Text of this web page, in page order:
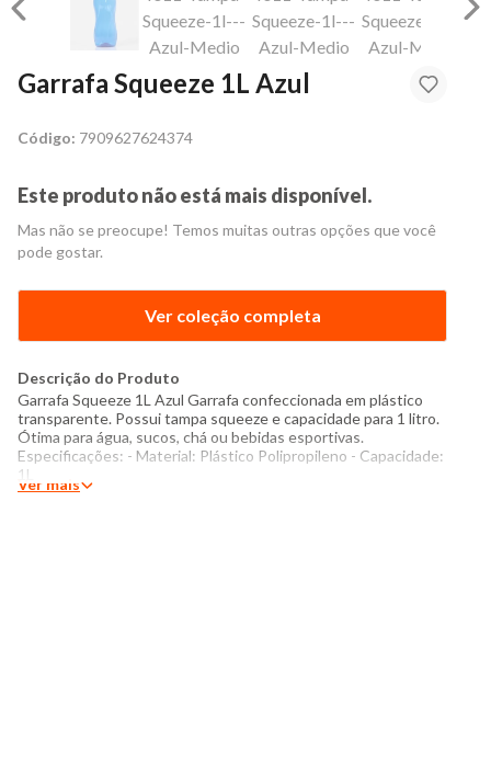
Garrafa Squeeze 1L Azul
Código: 7909627624374
Este produto não está mais disponível.
Mas não se preocupe! Temos muitas outras opções que você
pode gostar.
Ver coleção completa
Descrição do Produto
Garrafa Squeeze 1L Azul Garrafa confeccionada em plástico
transparente. Possui tampa squeeze e capacidade para 1 litro.
Ótima para água, sucos, chá ou bebidas esportivas.
Especificações: - Material: Plástico Polipropileno - Capacidade:
1L
Ver mais